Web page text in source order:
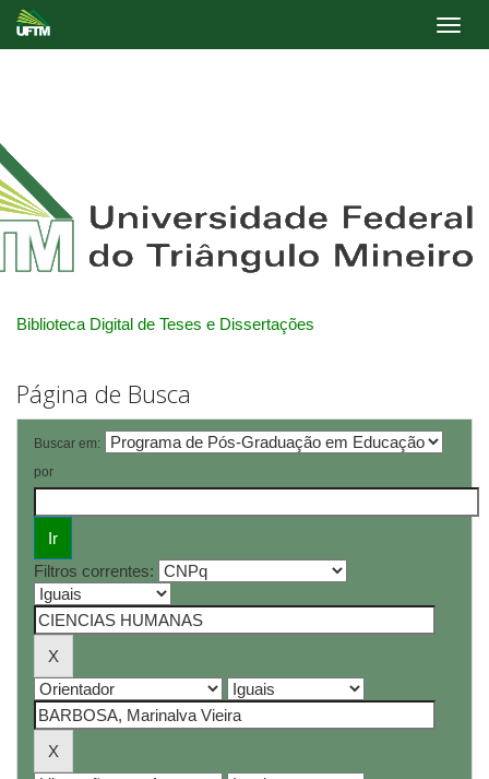
Biblioteca Digital de Teses e Dissertações
Página de Busca
Buscar em:
por
Filtros correntes: